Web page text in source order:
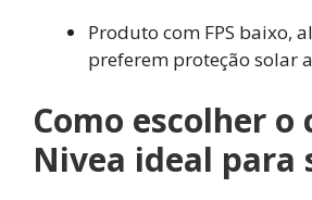
Produto com FPS baixo,
preferem proteção solar
Como escolher o
Nivea ideal para